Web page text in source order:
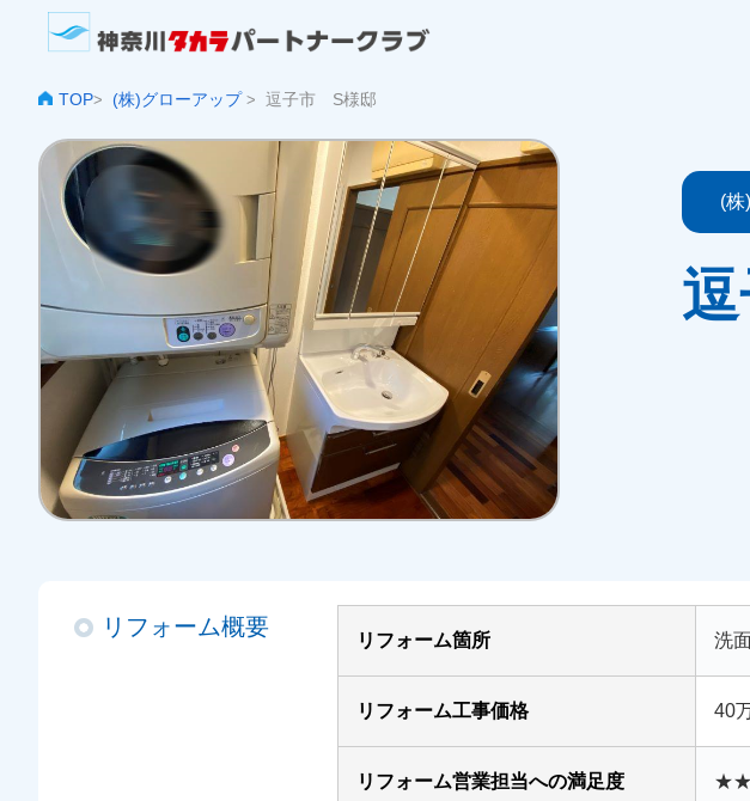
TOP> (株)グローアップ > 逗子市 S様邸
(株
リフォーム概要
リフォーム箇所 洗
リフォーム工事価格 40
リフォーム営業担当への満足度